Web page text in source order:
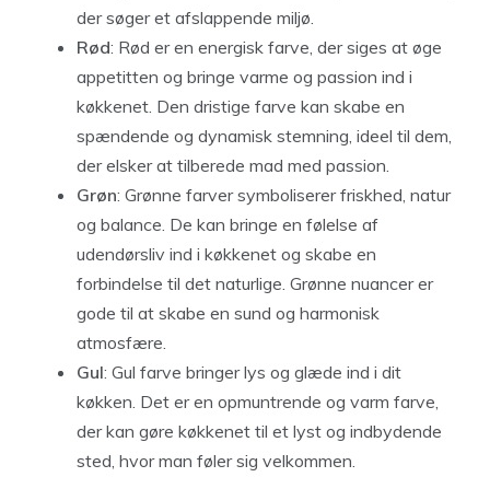
der søger et afslappende miljø.
Rød: Rød er en energisk farve, der siges at øge
appetitten og bringe varme og passion ind i
køkkenet. Den dristige farve kan skabe en
spændende og dynamisk stemning, ideel til dem,
der elsker at tilberede mad med passion.
Grøn: Grønne farver symboliserer friskhed, natur
og balance. De kan bringe en følelse af
udendørsliv ind i køkkenet og skabe en
forbindelse til det naturlige. Grønne nuancer er
gode til at skabe en sund og harmonisk
atmosfære.
Gul: Gul farve bringer lys og glæde ind i dit
køkken. Det er en opmuntrende og varm farve,
der kan gøre køkkenet til et lyst og indbydende
sted, hvor man føler sig velkommen.